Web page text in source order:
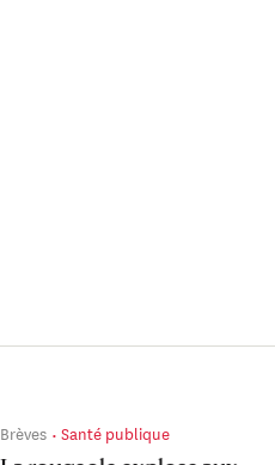
Brèves Santé publique